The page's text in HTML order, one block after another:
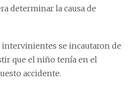
determinar la causa de
intervinientes se incautaron de
que el niño tenía en el
accidente.